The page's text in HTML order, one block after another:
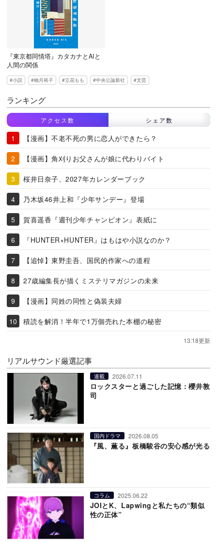
『東京都同情塔』カタカナとAIと
人間の関係
小説 柚月裕子 立花もも 中央公論新社 文芸
ランキング
アクセス数 シェア数
【漫画】不老不死の男に恋人ができたら？
【漫画】角刈りお父さんが娘に代わりバイト
桜井日奈子、2027年カレンダーブック
乃木坂46井上和『少年サンデー』登場
賀喜遥香『週刊少年チャンピオン』表紙に
『HUNTER×HUNTER』はもはや小説なのか？
【追悼】東野圭吾、国民的作家への道程
27歳編集長が描くミステリマガジンの未来
【漫画】同姓の同性と偽装夫婦
積読を解消！半年で1万個売れた本棚の秘密
13:18更新
リアルサウンド厳選記事
連載 2026.07.11
ロックスターと過ごした記憶：櫻井敦
司
国内ドラマ 2026.08.05
『風、薫る』板橋駿谷の安心感が光る
コラム 2025.06.22
JOIとK、Lapwingと私たちの“類似
性の正体”